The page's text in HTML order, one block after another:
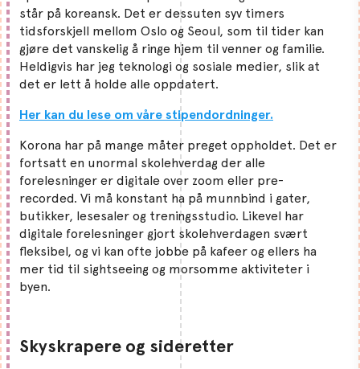
står på koreansk. Det er dessuten syv timers
tidsforskjell mellom Oslo og Seoul, som til tider kan
gjøre det vanskelig å ringe hjem til venner og familie.
Heldigvis har jeg teknologi og sosiale medier, slik at
det er lett å holde alle oppdatert.
Her kan du lese om våre stipendordninger.
Korona har på mange måter preget oppholdet. Det er
fortsatt en unormal skolehverdag der alle
forelesninger er digitale over zoom eller pre-
recorded. Vi må konstant ha på munnbind i gater,
butikker, lesesaler og treningsstudio. Likevel har
digitale forelesninger gjort skolehverdagen svært
fleksibel, og vi kan ofte jobbe på kafeer og ellers ha
mer tid til sightseeing og morsomme aktiviteter i
byen.
Skyskrapere og sideretter